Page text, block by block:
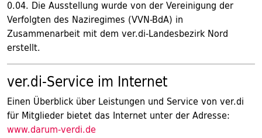
0.04. Die Ausstellung wurde von der Vereinigung der
Verfolgten des Naziregimes (VVN-BdA) in
Zusammenarbeit mit dem ver.di-Landesbezirk Nord
erstellt.
ver.di-Service im Internet
Einen Überblick über Leistungen und Service von ver.di
für Mitglieder bietet das Internet unter der Adresse:
www.darum-verdi.de